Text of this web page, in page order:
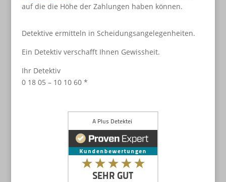
auf die die Höhe der Zahlungen haben können.
Detektive ermitteln in Scheidungsangelegenheiten.
Ein Detektiv verschafft Ihnen Gewissheit.
Ihr Detektiv
0 18 05 – 10 10 60 *